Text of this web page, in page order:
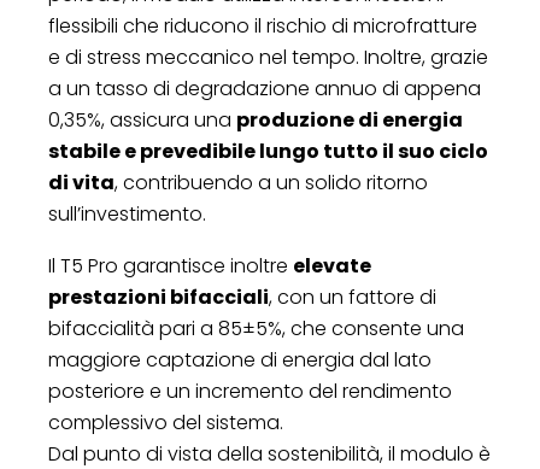
flessibili che riducono il rischio di microfratture
e di stress meccanico nel tempo. Inoltre, grazie
a un tasso di degradazione annuo di appena
0,35%, assicura una produzione di energia
stabile e prevedibile lungo tutto il suo ciclo
di vita, contribuendo a un solido ritorno
sull’investimento.
Il T5 Pro garantisce inoltre elevate
prestazioni bifacciali, con un fattore di
bifaccialità pari a 85±5%, che consente una
maggiore captazione di energia dal lato
posteriore e un incremento del rendimento
complessivo del sistema.
Dal punto di vista della sostenibilità, il modulo è